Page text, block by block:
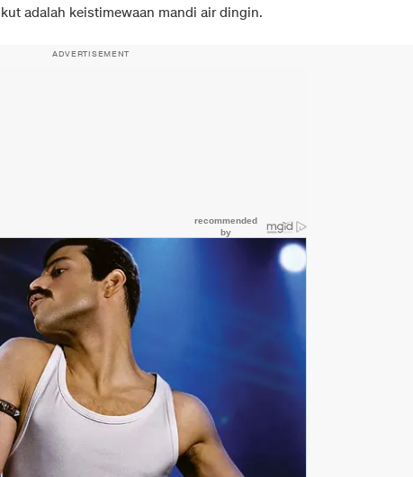
adalah keistimewaan mandi air dingin.
ADVERTISEMENT